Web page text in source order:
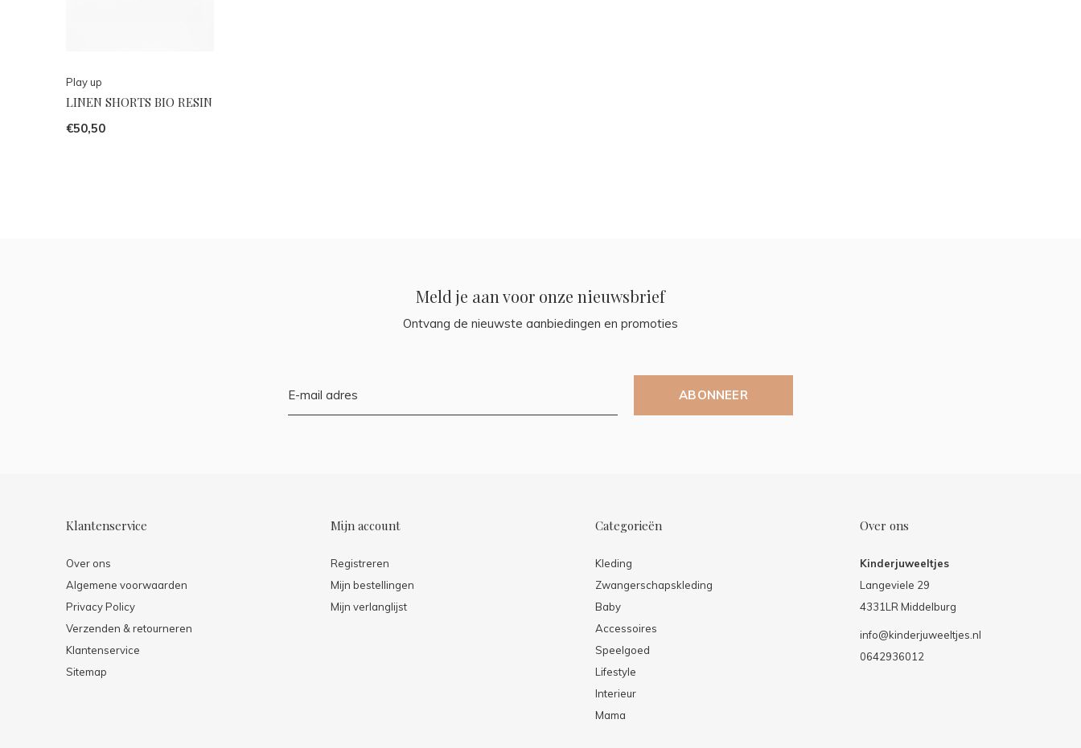
Play up
LINEN SHORTS BIO RESIN
€50,50
Meld je aan voor onze nieuwsbrief
Ontvang de nieuwste aanbiedingen en promoties
ABONNEER
Klantenservice
Over ons
Algemene voorwaarden
Privacy Policy
Verzenden & retourneren
Klantenservice
Sitemap
Mijn account
Registreren
Mijn bestellingen
Mijn verlanglijst
Categorieën
Kleding
Zwangerschapskleding
Baby
Accessoires
Speelgoed
Lifestyle
Interieur
Mama
Over ons
Kinderjuweeltjes
Langeviele 29
4331LR Middelburg
info@kinderjuweeltjes.nl
0642936012